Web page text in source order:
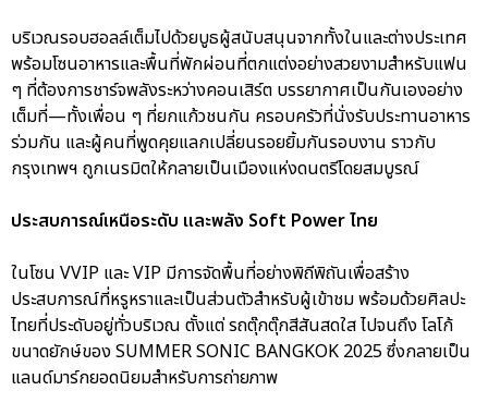
บริเวณรอบฮอลล์เต็มไปด้วยบูธผู้สนับสนุนจากทั้งในและต่างประเทศ
พร้อมโซนอาหารและพื้นที่พักผ่อนที่ตกแต่งอย่างสวยงามสำหรับแฟน
ๆ ที่ต้องการชาร์จพลังระหว่างคอนเสิร์ต บรรยากาศเป็นกันเองอย่าง
เต็มที่—ทั้งเพื่อน ๆ ที่ยกแก้วชนกัน ครอบครัวที่นั่งรับประทานอาหาร
ร่วมกัน และผู้คนที่พูดคุยแลกเปลี่ยนรอยยิ้มกันรอบงาน ราวกับ
กรุงเทพฯ ถูกเนรมิตให้กลายเป็นเมืองแห่งดนตรีโดยสมบูรณ์
ประสบการณ์เหนือระดับ และพลัง Soft Power ไทย
ในโซน VVIP และ VIP มีการจัดพื้นที่อย่างพิถีพิถันเพื่อสร้าง
ประสบการณ์ที่หรูหราและเป็นส่วนตัวสำหรับผู้เข้าชม พร้อมด้วยศิลปะ
ไทยที่ประดับอยู่ทั่วบริเวณ ตั้งแต่ รถตุ๊กตุ๊กสีสันสดใส ไปจนถึง โลโก้
ขนาดยักษ์ของ SUMMER SONIC BANGKOK 2025 ซึ่งกลายเป็น
แลนด์มาร์กยอดนิยมสำหรับการถ่ายภาพ